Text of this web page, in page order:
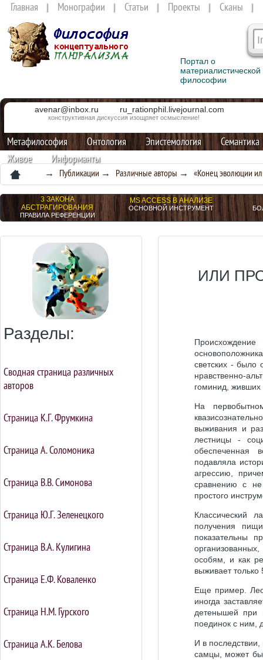
avenar@inbox.ru ru_rationphil.livejournal.com
конструктивная дискуссия изощряет осмысление!
Главная Монографии Статьи Проекты Сканы
Метафилософия Онтология Эпистемология
Семантика
Живое
Информанты
Портал о
материалистической
философии
→ Публикации → Различные авторы → «Конец эволюции
3 ЗАКОНА
АБСТРАГИРОВАНИЯ
ПРАВИЛА РЕФЕРЕНЦИИ
MS ACCESS В АНАЛИЗЕ
ОСНОВНОЙ ИНСТРУМЕНТ
Разделы:
Сводная страница различных
авторов
Страница К.Г. Фрумкина
Страница А. Соломоника
Страница В.В. Симонова
Страница Ю.Г. Зеленецкого
Страница В.А. Кулигина
Страница Е.Ф. Коваленко
Страница Н.М. Гурского
Страница А.К. Белова
ИЛИ
светских - было
нравственно-
гоминид, живших
На
выживания и
лестницы -
обеспеченная
подавляла
агрессию,
сравнению с
простого
Классический
получения
показательны
особям, и как
выживает
Еще пример.
иногда
детенышей при
поединок с ним,
И в последствии,
самцы, может